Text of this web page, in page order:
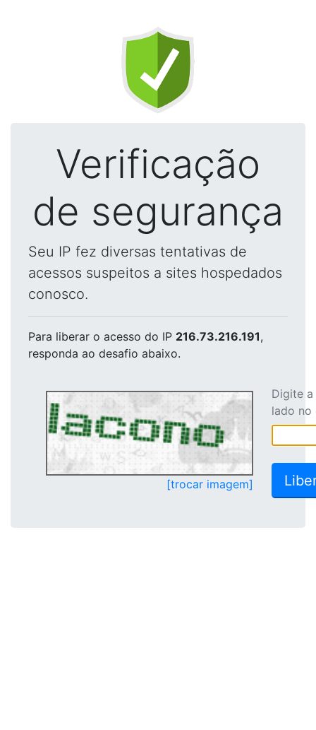
Verificação
de segurança
Seu IP fez diversas tentativas de
acessos suspeitos a sites hospedados
conosco.
Para liberar o acesso do IP 216.73.216.191,
responda ao desafio abaixo.
[trocar imagem]
Digite
lado no